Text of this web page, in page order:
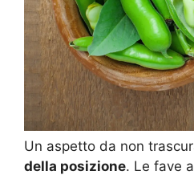
Un aspetto da non
della posizione. Le fave